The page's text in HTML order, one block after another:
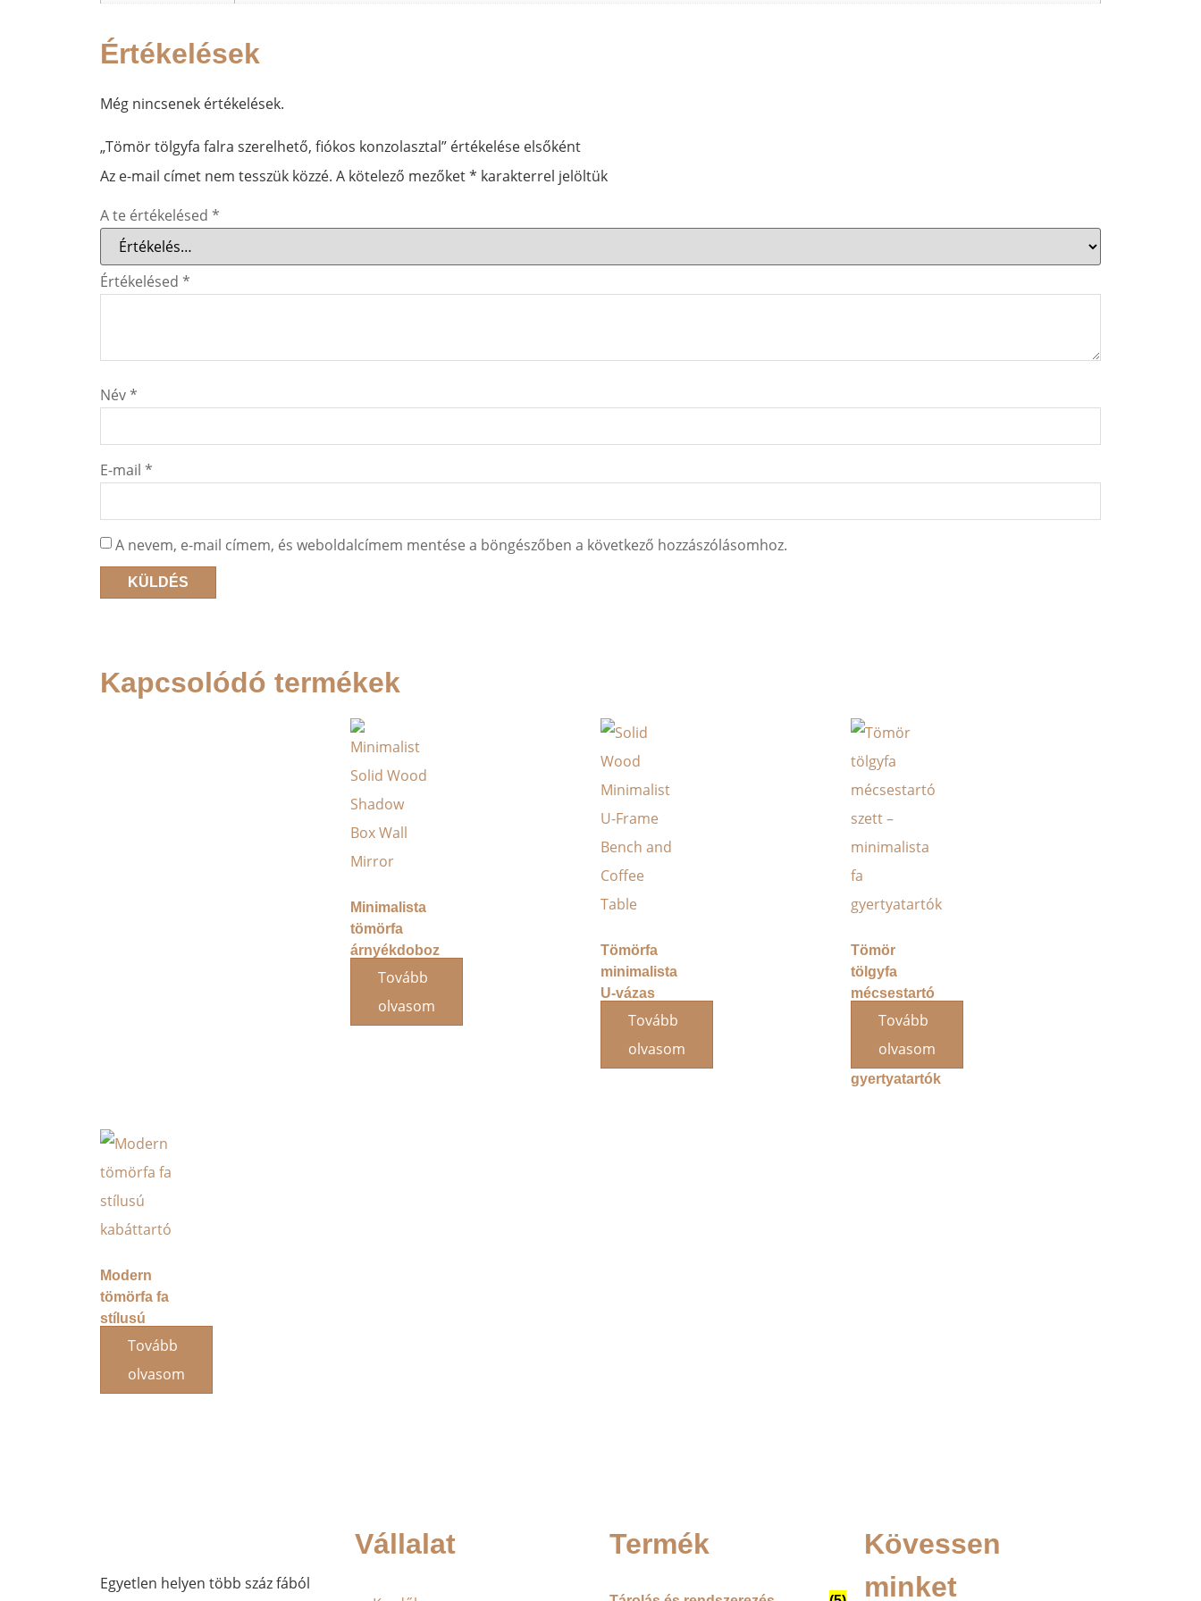
Értékelések
Még nincsenek értékelések.
„Tömör tölgyfa falra szerelhető, fiókos konzolasztal” értékelése elsőként
Az e-mail címet nem tesszük közzé. A kötelező mezőket* karakterrel jelöltük
A te értékelésed *
Értékelésed *
Név*
E-mail *
A nevem, e-mail címem, és weboldalcímem mentése a böngészőben a következő hozzászólásomhoz.
Kapcsolódó termékek
Minimalista
tömörfa
árnyékdoboz
fali tükör
Tovább
olvasom
Tömörfa
minimalista
U-vázas
pad ésTovább
olvasom
Tömör
tölgyfa
mécsestartó
szett –
gyertyatartók
Tovább
olvasom
Modern
tömörfa fa
stílusú
kabáttartó
Tovább
olvasom
Egyetlen helyen több száz fából
Vállalat Termék
Kövessen
minket